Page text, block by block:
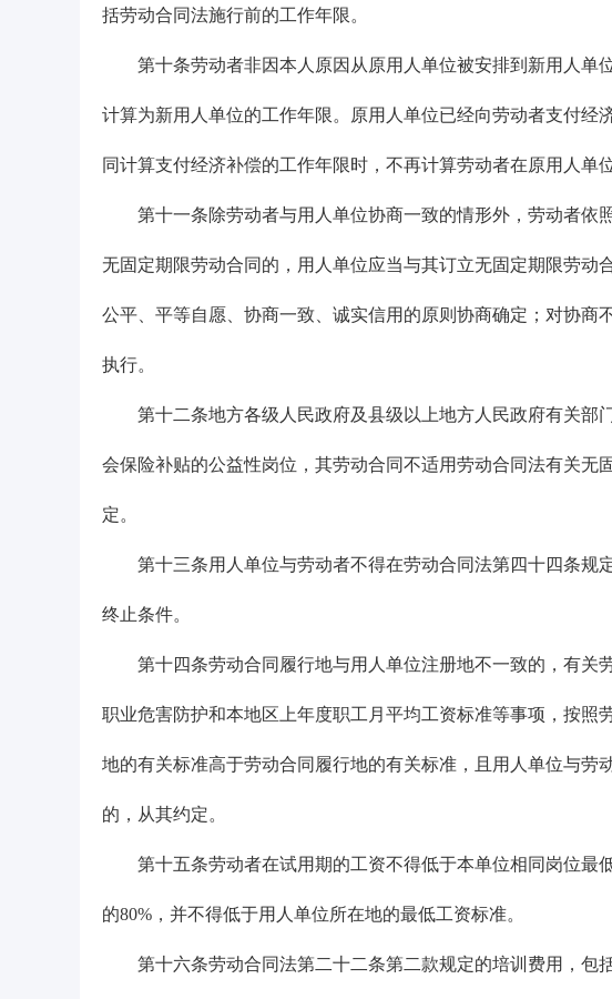
括劳动合同法施行前的工作年限。
第十条劳动者非因本人原因从原用人单位被安排到新用人单
计算为新用人单位的工作年限。原用人单位已经向劳动者支付经
同计算支付经济补偿的工作年限时，不再计算劳动者在原用人单
第十一条除劳动者与用人单位协商一致的情形外，劳动者依
无固定期限劳动合同的，用人单位应当与其订立无固定期限劳动
公平、平等自愿、协商一致、诚实信用的原则协商确定；对协商
执行。
第十二条地方各级人民政府及县级以上地方人民政府有关部
会保险补贴的公益性岗位，其劳动合同不适用劳动合同法有关无
定。
第十三条用人单位与劳动者不得在劳动合同法第四十四条规
终止条件。
第十四条劳动合同履行地与用人单位注册地不一致的，有关劳
职业危害防护和本地区上年度职工月平均工资标准等事项，按照
地的有关标准高于劳动合同履行地的有关标准，且用人单位与劳
的，从其约定。
第十五条劳动者在试用期的工资不得低于本单位相同岗位最
的80%，并不得低于用人单位所在地的最低工资标准。
第十六条劳动合同法第二十二条第二款规定的培训费用，包